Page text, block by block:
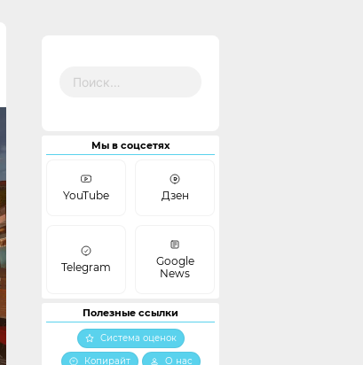
Мы в соцсетях
YouTube Дзен
Telegram
Google
News
Полезные ссылки
Система оценок
Копирайт
О нас